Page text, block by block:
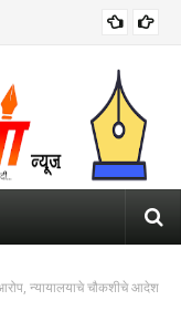
न्यायालयाचे चौकशीचे आदेश